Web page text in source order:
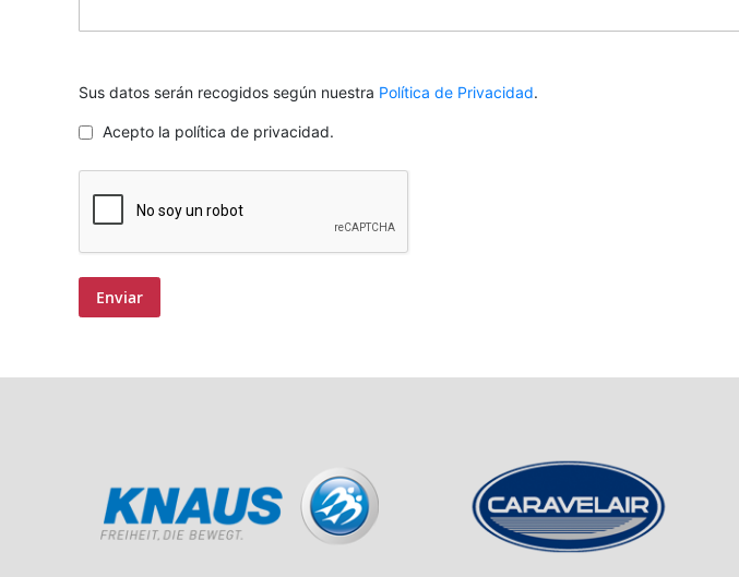
Sus datos serán recogidos según nuestra Política de Privacidad.
Acepto la política de privacidad.
Enviar